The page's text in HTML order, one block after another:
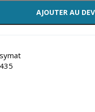
AJOUTER AU